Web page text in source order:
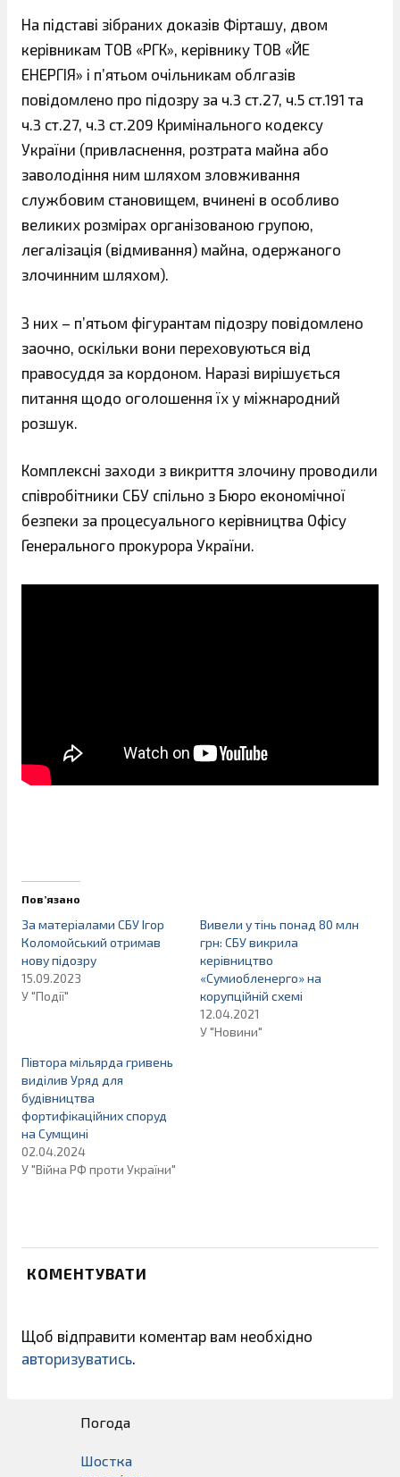
На підставі зібраних доказів Фірташу, двом
керівникам ТОВ «РГК», керівнику ТОВ «ЙЕ
ЕНЕРГІЯ» і п’ятьом очільникам облгазів
повідомлено про підозру за ч.3 ст.27, ч.5 ст.191 та
ч.3 ст.27, ч.3 ст.209 Кримінального кодексу
України (привласнення, розтрата майна або
заволодіння ним шляхом зловживання
службовим становищем, вчинені в особливо
великих розмірах організованою групою,
легалізація (відмивання) майна, одержаного
злочинним шляхом).
З них – п’ятьом фігурантам підозру повідомлено
заочно, оскільки вони переховуються від
правосуддя за кордоном. Наразі вирішується
питання щодо оголошення їх у міжнародний
розшук.
Комплексні заходи з викриття злочину проводили
співробітники СБУ спільно з Бюро економічної
безпеки за процесуального керівництва Офісу
Генерального прокурора України.
Пов’язано
За матеріалами СБУ Ігор
Коломойський отримав
нову підозру
15.09.2023
У "Події"
Вивели у тінь понад 80 млн
грн: СБУ викрила
керівництво
«Сумиобленерго» на
корупційній схемі
12.04.2021
У "Новини"
Півтора мільярда гривень
виділив Уряд для
будівництва
фортифікаційних споруд
на Сумщині
02.04.2024
У "Війна РФ проти України"
КОМЕНТУВАТИ
Щоб відправити коментар вам необхідно
авторизуватись
Погода
Шостка